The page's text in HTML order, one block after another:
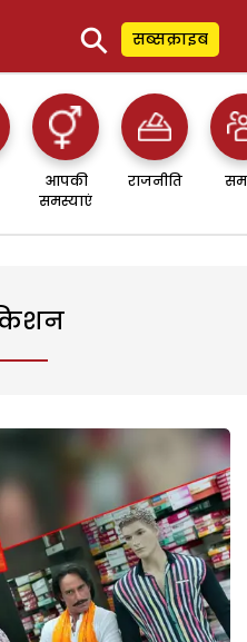
⚲ सब्सक्राइब
आपकी
समस्याएं
राजनीति